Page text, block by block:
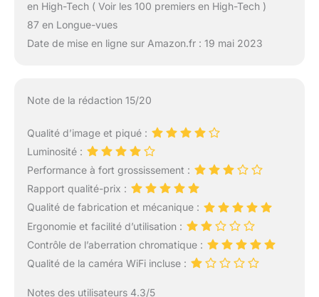
en High-Tech ( Voir les 100 premiers en High-Tech )
87 en Longue-vues
Date de mise en ligne sur Amazon.fr : 19 mai 2023
Note de la rédaction 15/20
Qualité d’image et piqué :
Luminosité :
Performance à fort grossissement :
Rapport qualité-prix :
Qualité de fabrication et mécanique :
Ergonomie et facilité d’utilisation :
Contrôle de l’aberration chromatique :
Qualité de la caméra WiFi incluse :
Notes des utilisateurs 4.3/5